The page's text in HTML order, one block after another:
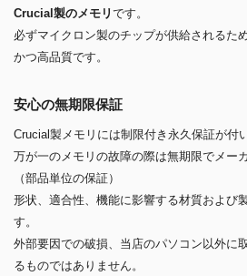
Crucial製のメモリです。
必ずマイクロン製のチップが供給されるた
かつ高品質です。
安心の無期限保証
Crucial製メモリには制限付き永久保証が付
万が一のメモリの故障の際は無期限でメー
（部品単位の保証）
形状、適合性、機能に影響する材質および
す。
外部要因での破損、当店のパソコン以外に
るものではありません。